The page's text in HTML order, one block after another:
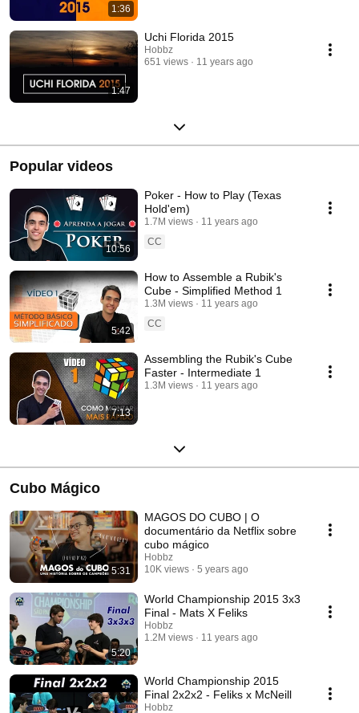
1:36
1:47
Uchi Florida 2015
Hobbz
651 views
11 years ago
Popular videos
10:56
Poker - How to Play (Texas
Hold'em)
1.7M views
11 years ago
CC
5:42
How to Assemble a Rubik's
Cube - Simplified Method 1
1.3M views
11 years ago
CC
7:13
Assembling the Rubik's Cube
Faster - Intermediate 1
1.3M views 11 years ago
Cubo Mágico
5:31
MAGOS DO CUBO | O
documentário da Netflix sobre
cubo mágico
Hobbz
10K views
5 years ago
5:20
World Championship 2015 3x3
Final - Mats X Feliks
Hobbz
1.2M views
11 years ago
World Championship 2015
Final 2x2x2 - Feliks x McNeill
Hobbz